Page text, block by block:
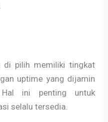
di pilih memiliki tingkat
uptime yang dijamin
Hal ini penting untuk
selalu tersedia.